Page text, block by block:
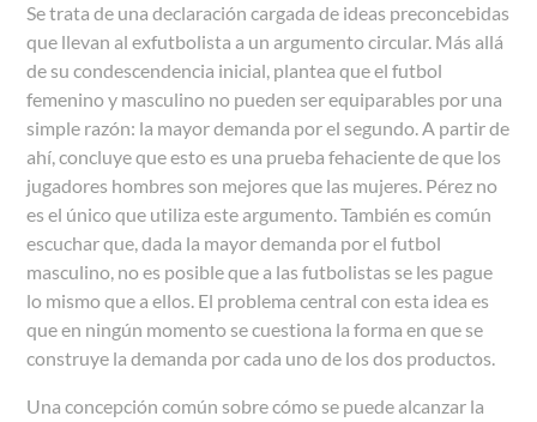
Se trata de una declaración cargada de ideas preconcebidas
que llevan al exfutbolista a un argumento circular. Más allá
de su condescendencia inicial, plantea que el futbol
femenino y masculino no pueden ser equiparables por una
simple razón: la mayor demanda por el segundo. A partir de
ahí, concluye que esto es una prueba fehaciente de que los
jugadores hombres son mejores que las mujeres. Pérez no
es el único que utiliza este argumento. También es común
escuchar que, dada la mayor demanda por el futbol
masculino, no es posible que a las futbolistas se les pague
lo mismo que a ellos. El problema central con esta idea es
que en ningún momento se cuestiona la forma en que se
construye la demanda por cada uno de los dos productos.
Una concepción común sobre cómo se puede alcanzar la